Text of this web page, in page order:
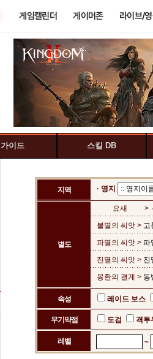
게임캘린더 게이머존 라이브/
가이드 스킬 DB
지역 · 영지
별도
요새 >
불멸의 씨앗 > 고
파멸의 씨앗 > 파
진멸의 씨앗 > 진
몽환의 결계 > 동
속성 레이드 보스
무기약점 도검 격
레벨 ~